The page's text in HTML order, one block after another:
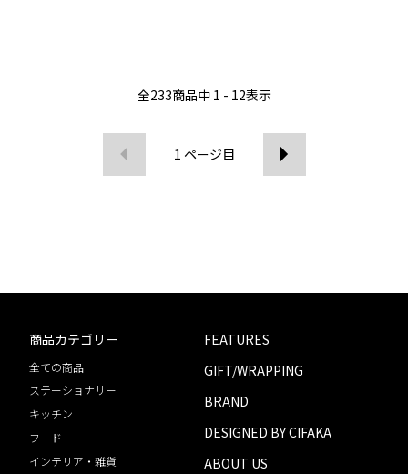
全233商品中 1 - 12表示
1 ページ目
商品カテゴリー
全ての商品
ステーショナリー
キッチン
フード
インテリア・雑貨
FEATURES
GIFT/WRAPPING
BRAND
DESIGNED BY CIFAKA
ABOUT US